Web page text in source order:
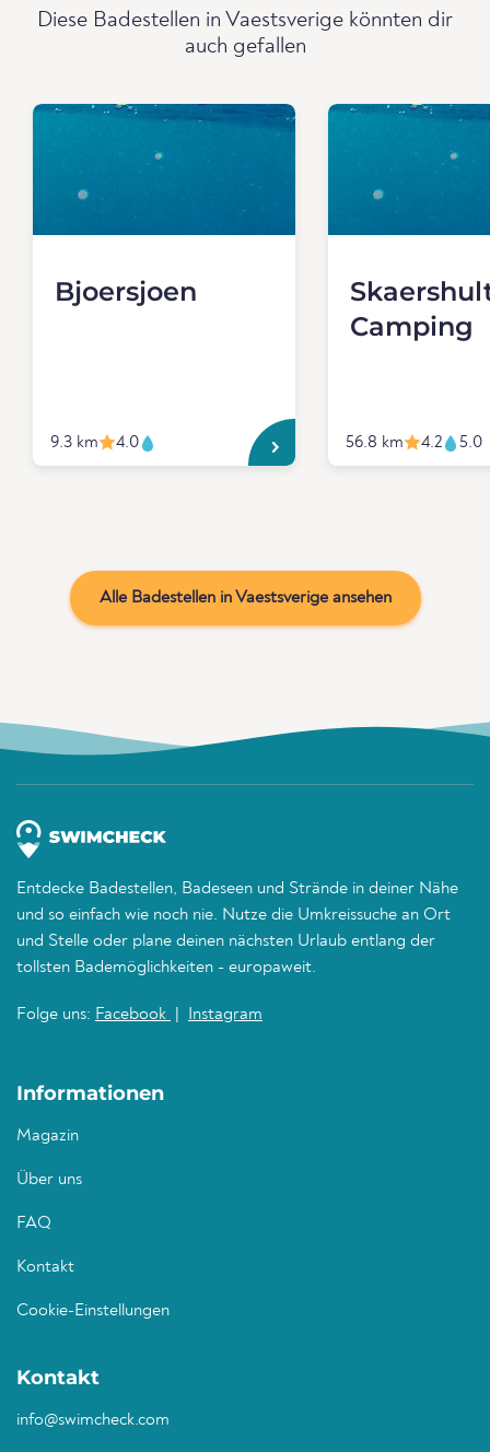
Diese Badestellen in Vaestsverige könnten dir
auch gefallen
Bjoersjoen
9.3 km 4.0
Camping
56.8 km 4.2 5.0
Alle Badestellen in Vaestsverige ansehen
Entdecke Badestellen, Badeseen und Strände in deiner Nähe
und so einfach wie noch nie. Nutze die Umkreissuche an Ort
und Stelle oder plane deinen nächsten Urlaub entlang der
tollsten Bademöglichkeiten - europaweit.
Folge uns: Facebook Instagram
Informationen
Magazin
Über uns
FAQ
Kontakt
Cookie-Einstellungen
Kontakt
info@swimcheck.com